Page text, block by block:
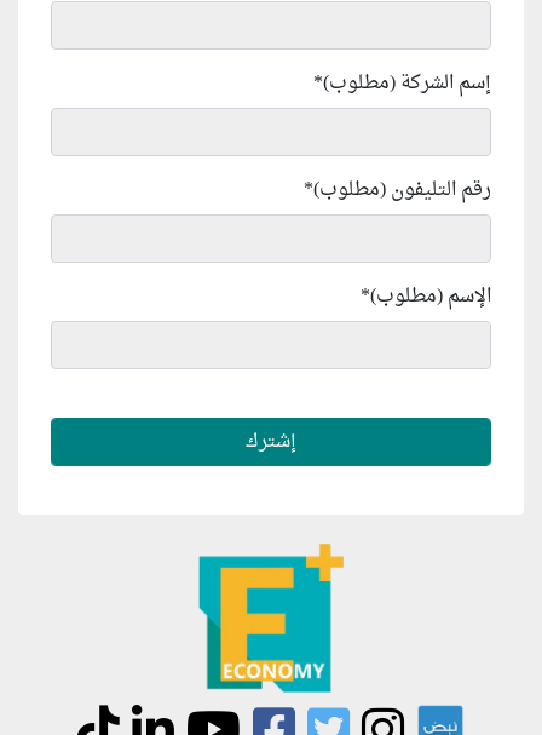
إسم الشركة (مطلوب)*
رقم التليفون (مطلوب)*
الإسم (مطلوب)*